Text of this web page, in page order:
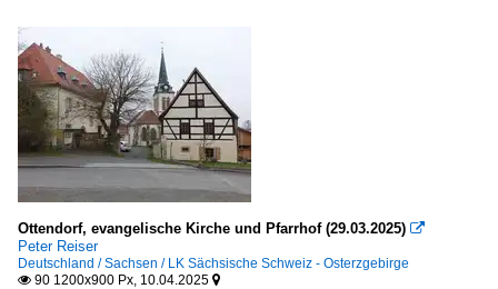
Ottendorf, evangelische Kirche und Pfarrhof (29.03.2025) 
Peter Reiser
Deutschland / Sachsen / LK Sächsische Schweiz - Osterzgebirge
 90 1200x900 Px, 10.04.2025 